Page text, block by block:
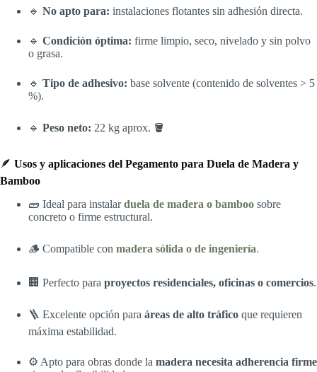
🔹 No apto para: instalaciones flotantes sin adhesión directa.
🔹 Condición óptima: firme limpio, seco, nivelado y sin polvo
o grasa.
🔹 Tipo de adhesivo: base solvente (contenido de solventes > 5
%).
🔹 Peso neto: 22 kg aprox. 🪣
🪶 Usos y aplicaciones del Pegamento para Duela de Madera y
Bamboo
🧱 Ideal para instalarduela de madera o bamboo sobre
concreto o firme estructural.
🪵 Compatible con madera sólida o de ingeniería.
🏢 Perfecto para proyectos residenciales, oficinas o comercios.
🪜 Excelente opción para áreas de alto tráfico que requieren
máxima estabilidad.
⚙️ Apto para obras donde la madera necesita adherencia firme